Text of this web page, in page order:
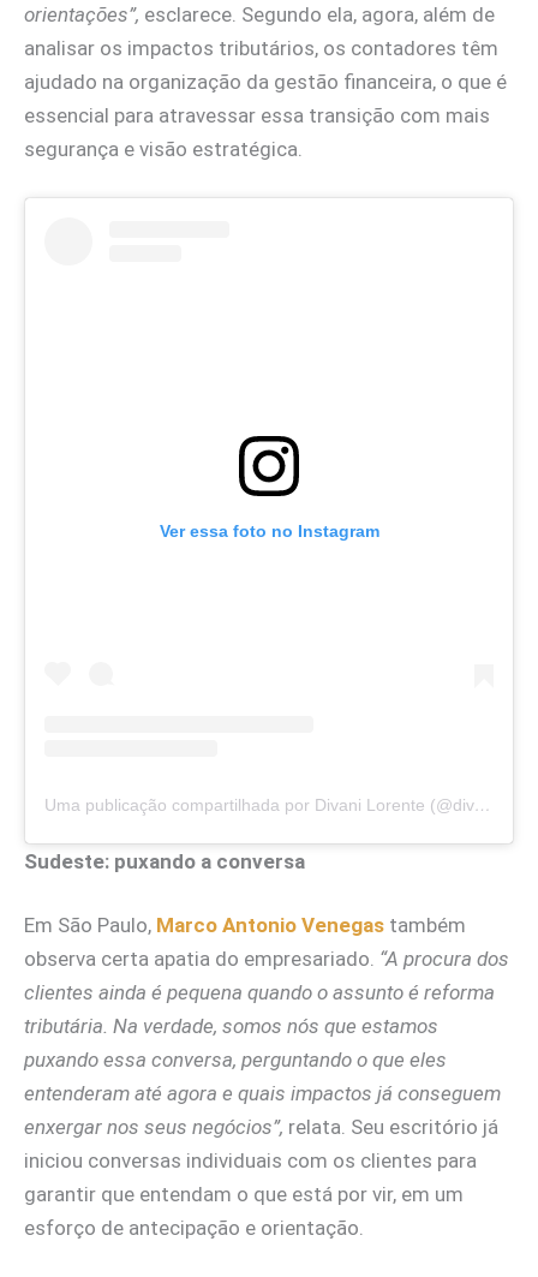
orientações”, esclarece. Segundo ela, agora, além de
analisar os impactos tributários, os contadores têm
ajudado na organização da gestão financeira, o que é
essencial para atravessar essa transição com mais
segurança e visão estratégica.
Ver essa foto no Instagram
Uma publicação compartilhada por Divani Lorente (@diva.lorente)
Sudeste: puxando a conversa
Em São Paulo, Marco Antonio Venegas também
observa certa apatia do empresariado. “A procura dos
clientes ainda é pequena quando o assunto é reforma
tributária. Na verdade, somos nós que estamos
puxando essa conversa, perguntando o que eles
entenderam até agora e quais impactos já conseguem
enxergar nos seus negócios”, relata. Seu escritório já
iniciou conversas individuais com os clientes para
garantir que entendam o que está por vir, em um
esforço de antecipação e orientação.